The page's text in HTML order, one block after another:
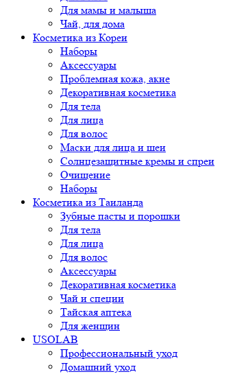
Для мамы и малыша
Чай, для дома
Косметика из Кореи
Наборы
Аксессуары
Проблемная кожа, акне
Декоративная косметика
Для тела
Для лица
Для волос
Маски для лица и шеи
Солнцезащитные кремы и спреи
Очищение
Наборы
Косметика из Таиланда
Зубные пасты и порошки
Для тела
Для лица
Для волос
Аксессуары
Декоративная косметика
Чай и специи
Тайская аптека
Для женщин
USOLAB
Профессиональный уход
Домашний уход